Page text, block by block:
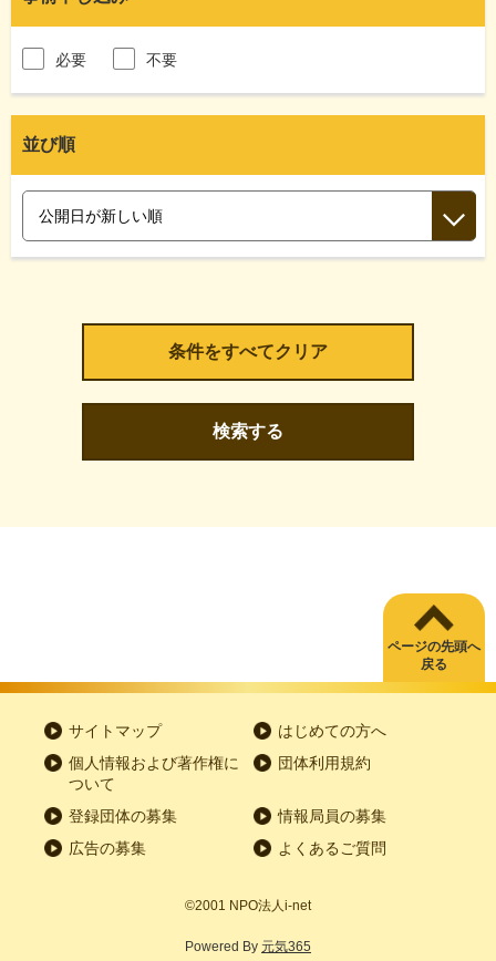
必要 不要
並び順
検索する
ページの先頭へ
戻る
サイトマップ
はじめての方へ
個人情報および著作権に
ついて
団体利用規約
登録団体の募集
情報局員の募集
広告の募集
よくあるご質問
©2001 NPO法人 i-net
Powered By 元気365